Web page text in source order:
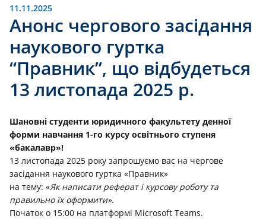
11.11.2025
Анонс чергового засідання
наукового гуртка
“Правник”, що відбудеться
13 листопада 2025 р.
Шановні студенти юридичного факультету денної
форми навчання 1-го курсу освітнього ступеня
«бакалавр»!
13 листопада 2025 року запрошуємо вас на чергове
засідання наукового гуртка «Правник»
на тему: «Як написати реферат і курсову роботу та
правильно їх оформити».
Початок о 15:00 на платформі Microsoft Teams.